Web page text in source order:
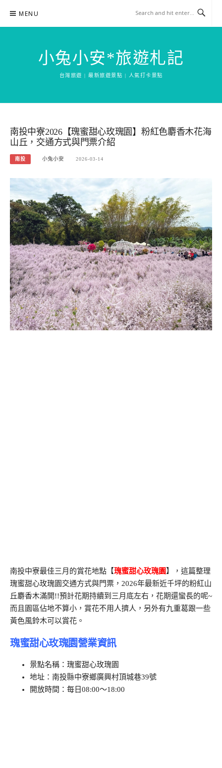
content
MENU
小兔小安*旅遊札記
台灣旅遊 | 最新旅遊景點 | 人氣打卡景點
南投中寮2026【瑰蜜甜心玫瑰園】粉紅色麝香木花海
山丘，交通方式與門票介紹
南投 小兔小安 2026-03-14
南投中寮最佳三月的賞花地點【瑰蜜甜心玫瑰園】，這篇整理
瑰蜜甜心玫瑰園交通方式與門票，2026年最新近千坪的粉紅山
丘麝香木滿開!!預計花期持續到三月底左右，花期還蠻長的呢~
而且園區佔地不算小，賞花不用人擠人，另外有九重葛跟一些
黃色風鈴木可以賞花。
瑰蜜甜心玫瑰園營業資訊
景點名稱：瑰蜜甜心玫瑰園
地址：南投縣中寮鄉廣興村頂城巷39號
開放時間：每日08:00～18:00